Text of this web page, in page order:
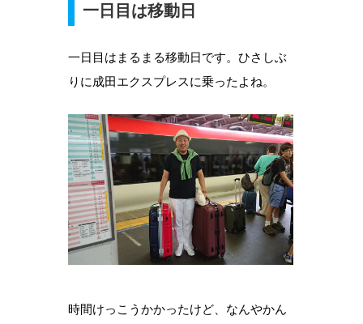
一日目は移動日
一日目はまるまる移動日です。ひさしぶ
りに成田エクスプレスに乗ったよね。
時間けっこうかかったけど、なんやかん